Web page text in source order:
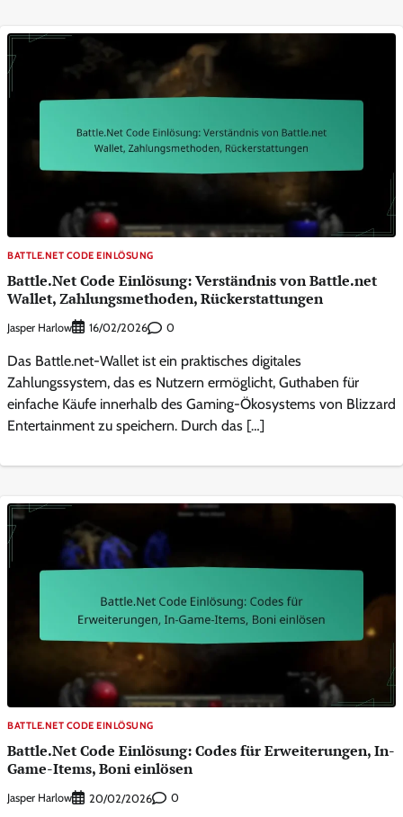
BATTLE.NET CODE EINLÖSUNG
Battle.Net Code Einlösung: Verständnis von Battle.net
Wallet, Zahlungsmethoden, Rückerstattungen
Jasper Harlow 16/02/2026 0
Das Battle.net-Wallet ist ein praktisches digitales
Zahlungssystem, das es Nutzern ermöglicht, Guthaben für
einfache Käufe innerhalb des Gaming-Ökosystems von Blizzard
Entertainment zu speichern. Durch das […]
BATTLE.NET CODE EINLÖSUNG
Battle.Net Code Einlösung: Codes für Erweiterungen, In-
Game-Items, Boni einlösen
Jasper Harlow 20/02/2026 0